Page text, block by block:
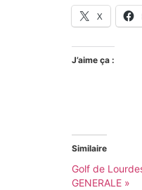
X
J’aime ça :
Similaire
Golf de
GENERALE »